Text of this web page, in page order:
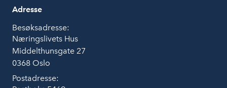
Adresse
Besøksadresse:
Næringslivets Hus
Middelthunsgate 27
0368 Oslo
Postadresse: